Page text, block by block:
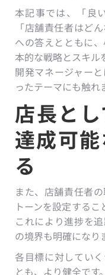
本記事では、「良
「店舗責任者はど
への答えとともに
本的な戦略とスキル
開発マネージャー
ったテーマにも触れ
店長と
達成可
る
また、店舗責任者
トーンを設定するこ
これにより進捗を
の境界も明確になり
各目標に対してい
とも、より健全で